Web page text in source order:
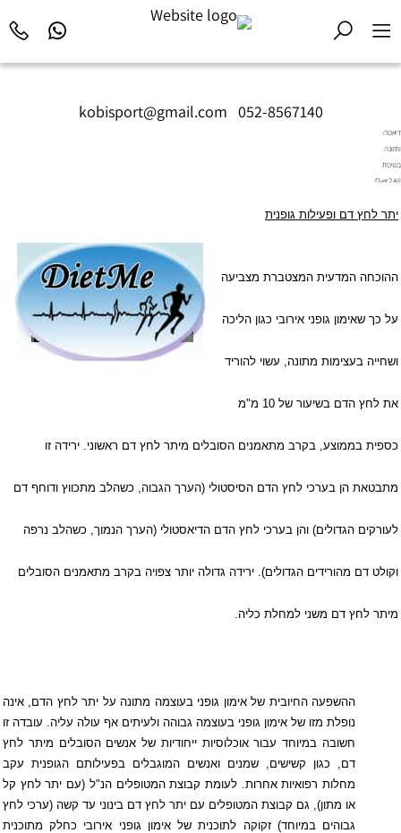
kobisport@gmail.com 052-8567140
דיאטה
ותזונה
בשיטת
Diet2All:
שמאחורי
יתר לחץ דם ופעילות גופנית
ההוכחה המדעית המצטברת מצביעה
על כך שאימון גופני אירובי כגון הליכה
ושחייה בעצימות מתונה, עשוי להוריד
את לחץ הדם בשיעור של 10 מ"מ
כספית בממוצע, בקרב מתאמנים הסובלים מיתר לחץ דם ראשוני. ירידה זו
מתבטאת הן בערכי לחץ הדם הסיסטולי (הערך הגבוה, כשהלב מתכווץ ודוחף דם
לעורקים הגדולים) והן בערכי לחץ הדם הדיאסטולי (הערך הנמוך, כשהלב נרפה
וקולט דם מהורידים הגדולים). ירידה גדולה יותר צפויה בקרב מתאמנים הסובלים
מיתר לחץ דם משני למחלת כליה.
ההשפעה החיובית של אימון גופני בעוצמה מתונה על יתר לחץ הדם, אינה
נופלת מזו של אימון גופני בעוצמה גבוהה ולעיתים אף עולה עליה. עובדה זו
חשובה במיוחד עבור אוכלוסיות ייחודיות של אנשים הסובלים מיתר לחץ
דם, כגון קשישים, שמנים ואנשים המוגבלים בפעילותם הגופנית עקב
מחלות רפואיות אחרות. לעומת קבוצת המטופלים הנ"ל (עם יתר לחץ קל
או מתון), גם קבוצת המטופלים עם יתר לחץ דם בינוני עד קשה (ערכי לחץ
גבוהים במיוחד) זקוקה לתוכנית של אימון גופני אירובי כחלק מתוכנית